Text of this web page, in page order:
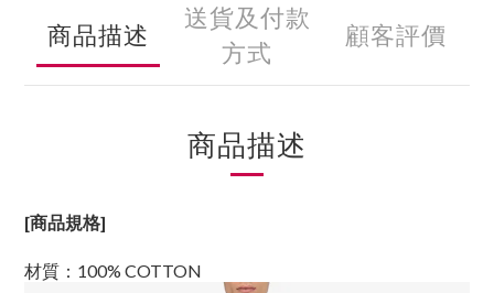
商品描述
送貨及付款
方式
顧客評價
商品描述
[商品規格]
材質：100% COTTON